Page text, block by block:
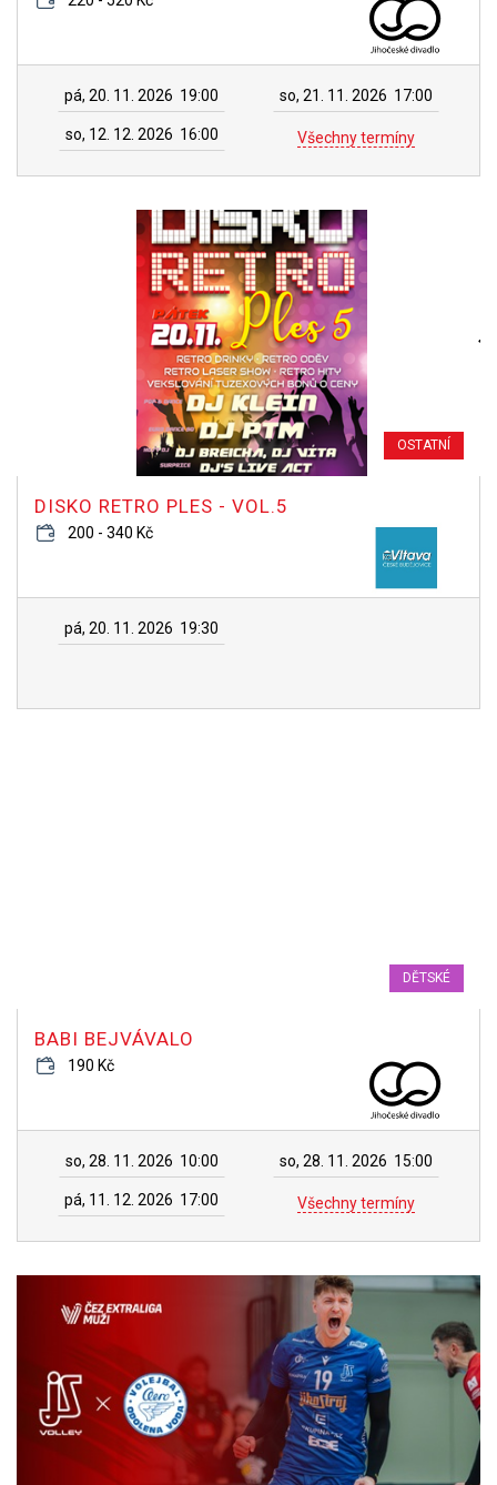
pá, 20. 11. 2026 19:00 so, 21. 11. 2026 17:00
so, 12. 12. 2026 16:00 Všechny termíny
OSTATNÍ
DISKO RETRO PLES - VOL.5
200 - 340 Kč
pá, 20. 11. 2026 19:30
DĚTSKÉ
BABI BEJVÁVALO
190 Kč
so, 28. 11. 2026 10:00 so, 28. 11. 2026 15:00
pá, 11. 12. 2026 17:00 Všechny termíny